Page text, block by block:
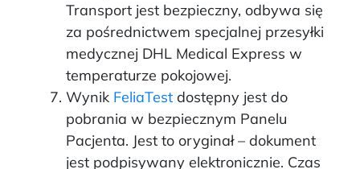
Transport jest bezpieczny, odbywa się
za pośrednictwem specjalnej przesyłki
medycznej DHL Medical Express w
temperaturze pokojowej.
Wynik FeliaTest dostępny jest do
pobrania w bezpiecznym Panelu
Pacjenta. Jest to oryginał – dokument
jest podpisywany elektronicznie. Czas